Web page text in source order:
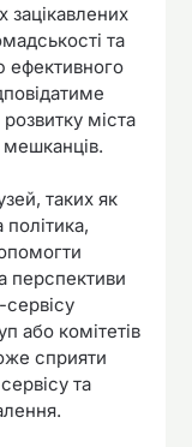
зацікавлених
та
ефективного
міста
таких як
політика,
перспективи
або комітетів
сприяти
та